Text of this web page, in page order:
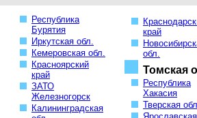
Республика
Бурятия
Иркутская обл.
Кемеровская обл.
Красноярский
край
ЗАТО
Железногорск
Калининградская
край
обл.
Томская
Республика
Хакасия
Тверская